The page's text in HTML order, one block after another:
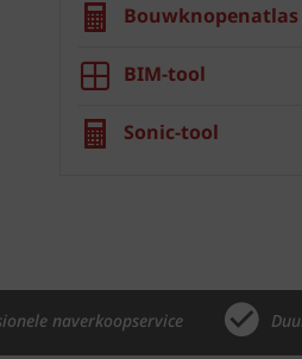
Bouwknopenatlas
BIM-tool
Sonic-tool
naverkoopservice